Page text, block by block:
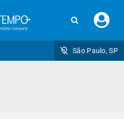
seu
São Paulo, SP